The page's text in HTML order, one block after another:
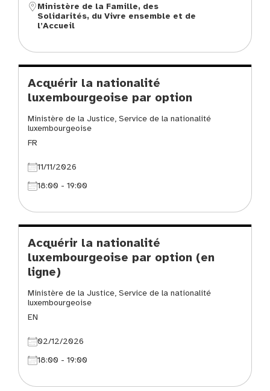
Ministère de la Famille, des
Solidarités, du Vivre ensemble et de
l’Accueil
Acquérir la nationalité
luxembourgeoise par option
Ministère de la Justice, Service de la nationalité
luxembourgeoise
FR
11/11/2026
18:00 - 19:00
Acquérir la nationalité
luxembourgeoise par option (en
ligne)
Ministère de la Justice, Service de la nationalité
luxembourgeoise
EN
02/12/2026
18:00 - 19:00